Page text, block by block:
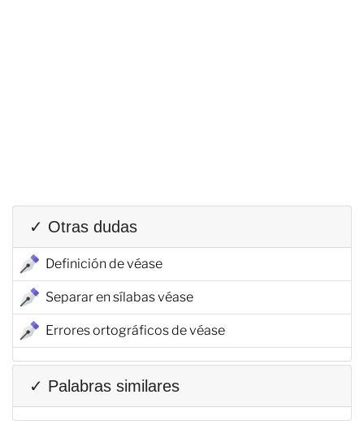
✓ Otras dudas
Definición de véase
Separar en sílabas véase
Errores ortográficos de véase
✓ Palabras similares